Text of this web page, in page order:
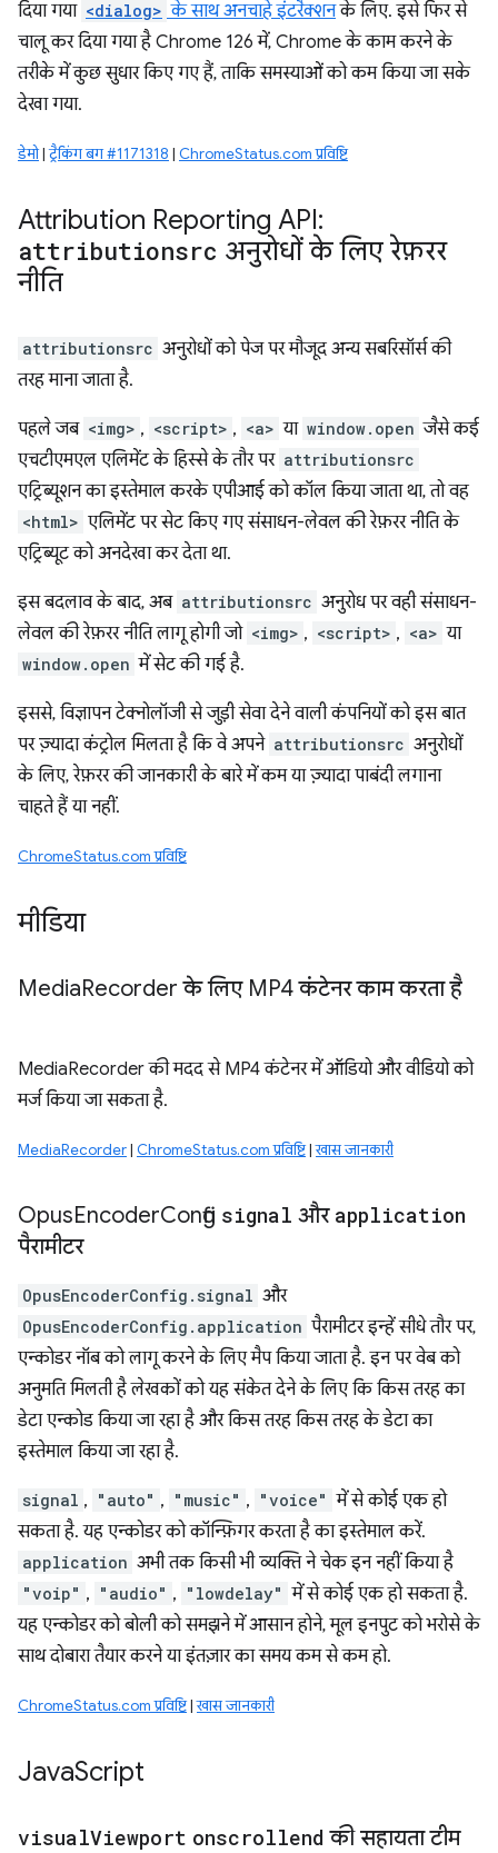
दिया गया <dialog> के साथ अनचाहे इंटरैक्शनके लिए. इसे फिर से
चालू कर दिया गया है Chrome 126 में, Chrome के काम करने के
तरीके में कुछ सुधार किए गए हैं, ताकि समस्याओं को कम किया जा सके
देखा गया.
डेमो|ट्रैकिंग बग #1171318 | ChromeStatus.com प्रविष्टि
Attribution Reporting API:
attributionsrc अनुरोधों के लिए रेफ़रर
नीति
attributionsrc अनुरोधों को पेज पर मौजूद अन्य सबरिसॉर्स की
तरह माना जाता है.
पहले जब <img> , <script> , <a> या window.open जैसे कई
एचटीएमएल एलिमेंट के हिस्से के तौर पर attributionsrc
एट्रिब्यूशन का इस्तेमाल करके एपीआई को कॉल किया जाता था, तो वह
<html> एलिमेंट पर सेट किए गए संसाधन-लेवल की रेफ़रर नीति के
एट्रिब्यूट को अनदेखा कर देता था.
इस बदलाव के बाद, अब attributionsrc अनुरोध पर वही संसाधन-
लेवल की रेफ़रर नीति लागू होगी जो <img> , <script> , <a> या
window.open में सेट की गई है.
इससे, विज्ञापन टेक्नोलॉजी से जुड़ी सेवा देने वाली कंपनियों को इस बात
पर ज़्यादा कंट्रोल मिलता है कि वे अपने attributionsrc अनुरोधों
के लिए, रेफ़रर की जानकारी के बारे में कम या ज़्यादा पाबंदी लगाना
चाहते हैं या नहीं.
ChromeStatus.com प्रविष्टि
मीडिया
MediaRecorder के लिए MP4 कंटेनर काम करता है
MediaRecorder की मदद से MP4 कंटेनर में ऑडियो और वीडियो को
मर्ज किया जा सकता है.
MediaRecorder| ChromeStatus.com प्रविष्टि|खास जानकारी
OpusEncoderConfig signal और application
पैरामीटर
OpusEncoderConfig.signal और
OpusEncoderConfig.application पैरामीटर इन्हें सीधे तौर पर,
एन्कोडर नॉब को लागू करने के लिए मैप किया जाता है. इन पर वेब को
अनुमति मिलती है लेखकों को यह संकेत देने के लिए कि किस तरह का
डेटा एन्कोड किया जा रहा है और किस तरह किस तरह के डेटा का
इस्तेमाल किया जा रहा है.
signal , "auto" , "music" , "voice" में से कोई एक हो
सकता है. यह एन्कोडर को कॉन्फ़िगर करता है का इस्तेमाल करें.
application अभी तक किसी भी व्यक्ति ने चेक इन नहीं किया है
"voip" , "audio" , "lowdelay" में से कोई एक हो सकता है.
यह एन्कोडर को बोली को समझने में आसान होने, मूल इनपुट को भरोसे के
साथ दोबारा तैयार करने या इंतज़ार का समय कम से कम हो.
ChromeStatus.com प्रविष्टि|खास जानकारी
JavaScript
visualViewport onscrollend की सहायता टीम